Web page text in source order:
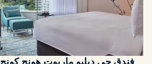
فندق جي دبليو ماريوت هونج كونج